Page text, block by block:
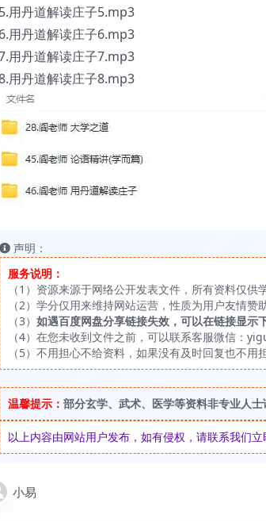
用丹道解读庄子5.mp3
用丹道解读庄子6.mp3
用丹道解读庄子7.mp3
用丹道解读庄子8.mp3
声明：
服务说明：
（1）资源来源于网络公开发表文件，所有资料仅供
（2）学分仅用来维持网站运营，性质为用户友情赞
（3） 如遇百度网盘分享链接失效，可以在链接显示
（4）在您未收到文件之前，可以联系客服微信：
（5）不用担心不给资料，如果没有及时回复也不用
温馨提示： 部分玄学、武术、医学等资料非专业人士
以上内容由网站用户发布，如有侵权，请联系我们
小易